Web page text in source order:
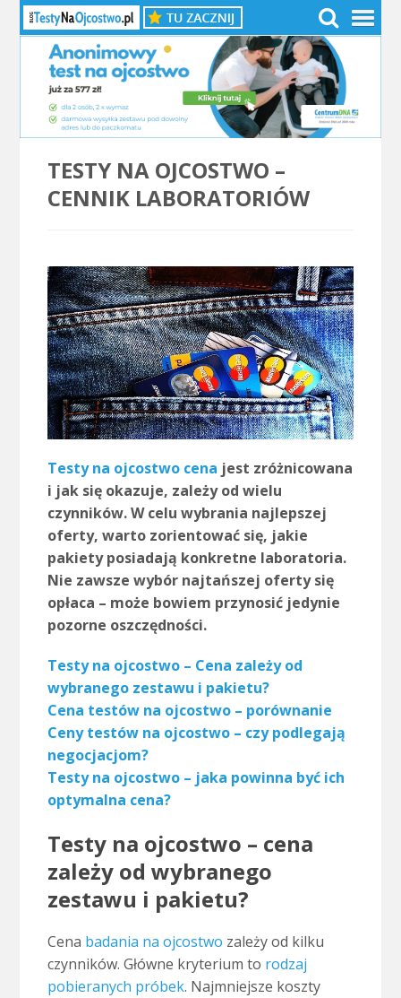
TESTY NA OJCOSTWO –
CENNIK LABORATORIÓW
Testy na ojcostwo cena jest zróżnicowana
i jak się okazuje, zależy od wielu
czynników. W celu wybrania najlepszej
oferty, warto zorientować się, jakie
pakiety posiadają konkretne laboratoria.
Nie zawsze wybór najtańszej oferty się
opłaca – może bowiem przynosić jedynie
pozorne oszczędności.
Testy na ojcostwo – Cena zależy od
wybranego zestawu i pakietu?
Cena testów na ojcostwo – porównanie
Ceny testów na ojcostwo – czy podlegają
negocjacjom?
Testy na ojcostwo – jaka powinna być ich
optymalna cena?
Testy na ojcostwo – cena
zależy od wybranego
zestawu i pakietu?
Cena badania na ojcostwo zależy od kilku
czynników. Główne kryterium to rodzaj
pobieranych próbek. Najmniejsze koszty